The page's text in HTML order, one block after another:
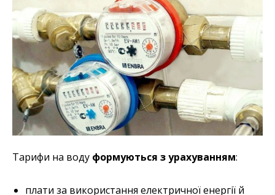
Тарифи на воду формуються з урахуванням:
плати за використання електричної енергії й